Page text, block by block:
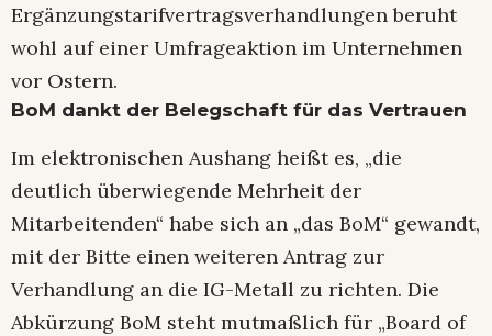
Ergänzungstarifvertragsverhandlungen beruht
wohl auf einer Umfrageaktion im Unternehmen
vor Ostern.
BoM dankt der Belegschaft für das Vertrauen
Im elektronischen Aushang heißt es, „die
deutlich überwiegende Mehrheit der
Mitarbeitenden“ habe sich an „das BoM“ gewandt,
mit der Bitte einen weiteren Antrag zur
Verhandlung an die IG-Metall zu richten. Die
Abkürzung BoM steht mutmaßlich für „Board of